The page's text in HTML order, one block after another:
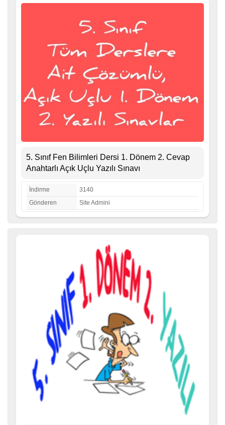
5. Sınıf Fen Bilimleri Dersi 1. Dönem 2. Cevap
Anahtarlı Açık Uçlu Yazılı Sınavı
İndirme
3140
Gönderen
Site Admini